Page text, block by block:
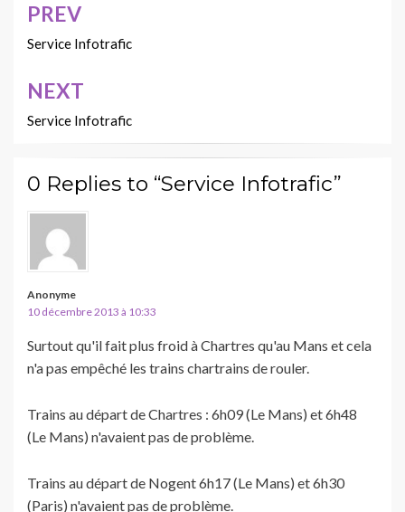
Navigation
de
l’article
PREV
Service Infotrafic
NEXT
Service Infotrafic
0 Replies to “Service Infotrafic”
Anonyme
10 décembre 2013 à 10:33
Surtout qu'il fait plus froid à Chartres qu'au Mans et cela
n'a pas empêché les trains chartrains de rouler.
Trains au départ de Chartres : 6h09 (Le Mans) et 6h48
(Le Mans) n'avaient pas de problème.
Trains au départ de Nogent 6h17 (Le Mans) et 6h30
(Paris) n'avaient pas de problème.